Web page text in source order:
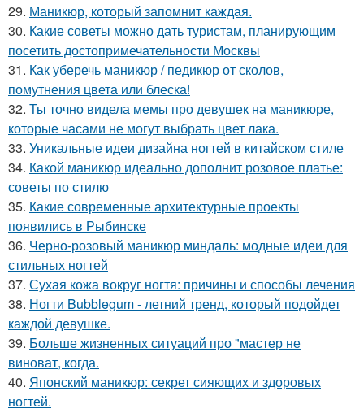
29. Маникюр, который запомнит каждая.
30. Какие советы можно дать туристам, планирующим
посетить достопримечательности Москвы
31. Как уберечь маникюр / педикюр от сколов,
помутнения цвета или блеска!
32. Ты точно видела мемы про девушек на маникюре,
которые часами не могут выбрать цвет лака.
33. Уникальные идеи дизайна ногтей в китайском стиле
34. Какой маникюр идеально дополнит розовое платье:
советы по стилю
35. Какие современные архитектурные проекты
появились в Рыбинске
36. Черно-розовый маникюр миндаль: модные идеи для
стильных ногтей
37. Сухая кожа вокруг ногтя: причины и способы лечения
38. Ногти Bubblegum - летний тренд, который подойдет
каждой девушке.
39. Больше жизненных ситуаций про "мастер не
виноват, когда.
40. Японский маникюр: секрет сияющих и здоровых
ногтей.